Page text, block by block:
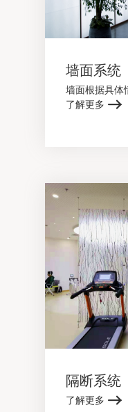
墙面系统
墙面根据具体
了解更多
隔断系统
了解更多